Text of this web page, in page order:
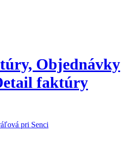
Objednávky
faktúry